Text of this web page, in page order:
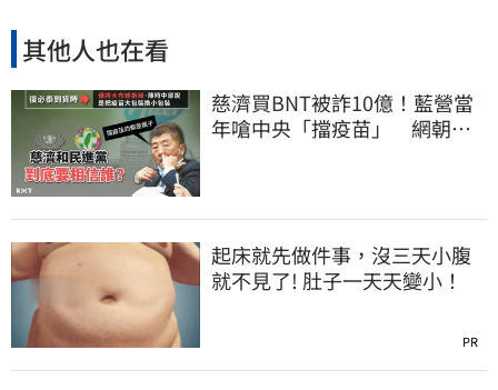
其他人也在看
慈濟買BNT被詐10億！藍營當
年嗆中央「擋疫苗」 網朝
起床就先做件事，沒三天小腹
就不見了! 肚子一天天變小！
PR